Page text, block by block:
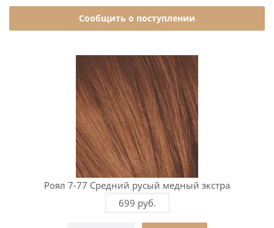
Сообщить о поступлении
Роял 7-77 Средний русый медный экстра
699 руб.